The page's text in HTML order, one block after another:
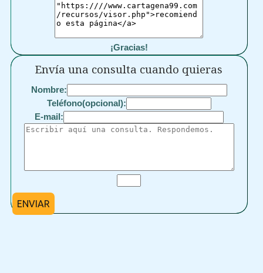
¡Gracias!
Envía una consulta cuando quieras
Nombre:
Teléfono(opcional):
E-mail:
ENVIAR